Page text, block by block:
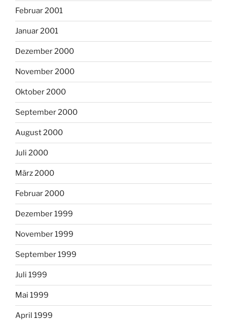
Februar 2001
Januar 2001
Dezember 2000
November 2000
Oktober 2000
September 2000
August 2000
Juli 2000
März 2000
Februar 2000
Dezember 1999
November 1999
September 1999
Juli 1999
Mai 1999
April 1999